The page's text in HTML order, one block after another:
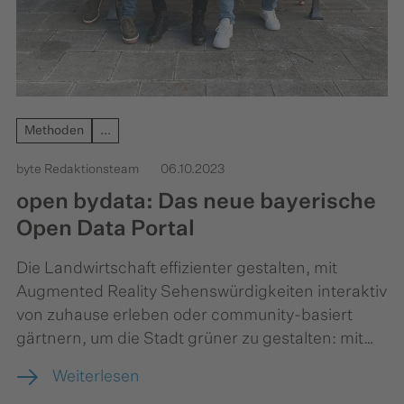
Methoden ...
byte Redaktionsteam 06.10.2023
open bydata: Das neue bayerische
Open Data Portal
Die Landwirtschaft effizienter gestalten, mit
Augmented Reality Sehenswürdigkeiten interaktiv
von zuhause erleben oder community-basiert
gärtnern, um die Stadt grüner zu gestalten: mit
“open.bydata.de” schaffen wir gemeinsam
Weiterlesen